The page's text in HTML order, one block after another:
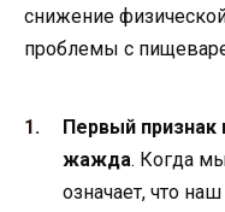
снижение
проблемы с
Первый
жажда. Когда
означает, что